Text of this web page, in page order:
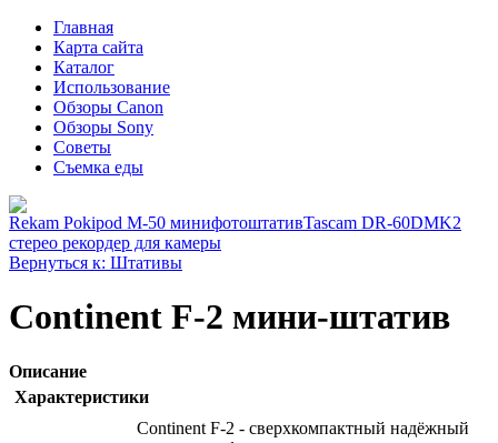
Главная
Карта сайта
Каталог
Использование
Обзоры Canon
Обзоры Sony
Советы
Съемка еды
Rekam Pokipod M-50 минифотоштативTascam DR-60DMK2
стерео рекордер для камеры
Вернуться к: Штативы
Continent F-2 мини-штатив
Описание
Характеристики
Continent F-2 - сверхкомпактный надёжный